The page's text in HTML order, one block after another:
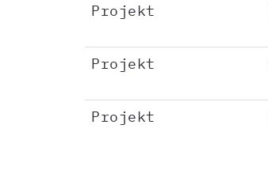
Projekt
Projekt
Projekt